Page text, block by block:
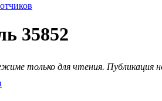
35852
только для чтения. Публикация